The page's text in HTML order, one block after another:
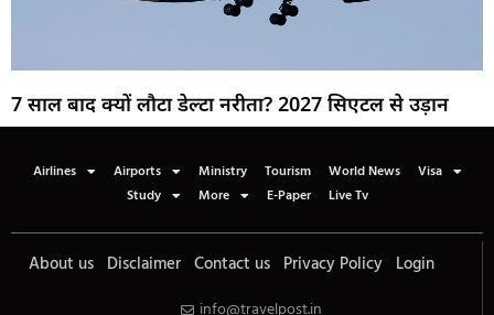
7 साल बाद क्यों लौटा डेल्टा नरीता? 2027 सिएटल से उड़ान
Airlines Airports Ministry Tourism World News
Visa
Study
More E-Paper Live Tv
About us Disclaimer Contact us Privacy Policy Login